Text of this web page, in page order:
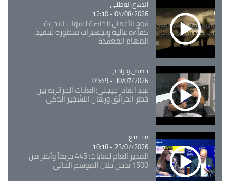
Catégorie
الدفاع الوطني
04/08/2026 - 12:10
فوج الأعمال الخاصة للقوات البحرية:
كفاءة عالية وتجهيزات متطورة لتنفيذ
المهام المعقدة
Catégorie
حصص وبرامج
30/07/2026 - 09:49
عبد القادر جيجلي:الغابات الجزائرية بين
خطر الحرائق ورهان التشجير الذكي
Catégorie
مجتمع
23/07/2026 - 10:18
المدير العام للغابات: 445 حريقاً وأكثر من
1500 تدخل خلال الموسم الحالي